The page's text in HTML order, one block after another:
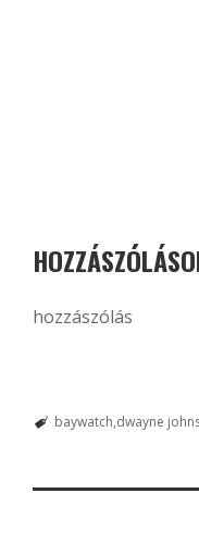
hozzászólás
baywatch dwayne